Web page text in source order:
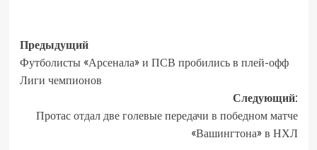
Предыдущий
Футболисты «Арсенала» и ПСВ пробились в плей-офф
Лиги чемпионов
Следующий:
Протас отдал две голевые передачи в победном матче
«Вашингтона» в НХЛ